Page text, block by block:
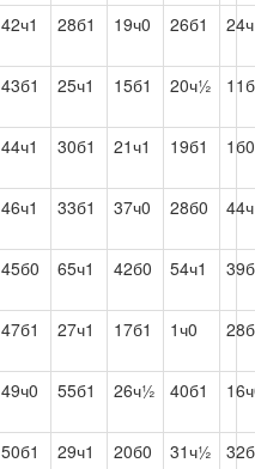
42ч1 28б1 19ч0 26б1
43б1 25ч1 15б1 20ч½
44ч1 30б1 21ч1 19б1 1б0
46ч1 33б1 37ч0 28б0
45б0 65ч1 42б0 54ч1
47б1 27ч1 17б1 1ч0
49ч0 55б1 26ч½ 40б1
50б1 29ч1 20б0 31ч½